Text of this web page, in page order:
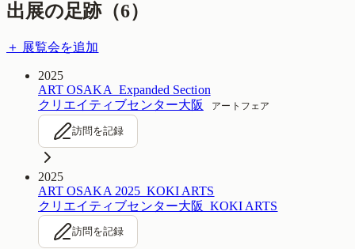
出展の足跡（6）
＋ 展覧会を追加
2025
ART OSAKA_Expanded Section
クリエイティブセンター大阪
アートフェア
訪問を記録
2025
ART OSAKA 2025_KOKI ARTS
クリエイティブセンター大阪_KOKI ARTS
訪問を記録